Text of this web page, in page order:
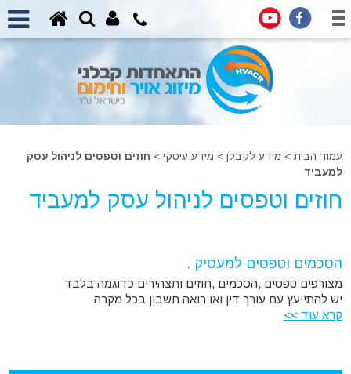
עמוד הבית > מידע לקבלן > מידע עיסקי > חוזים וטפסים לניהול עסק
למעביד
חוזים וטפסים לניהול עסק למעביד
הסכמים וטפסים למעסיק .
מצורפים טפסים ,הסכמים ,חוזים ותצהירים כדוגמה בלבד
יש להתייעץ עם עורך דין ואו רואה חשבון בכל מקרה
קרא עוד >>